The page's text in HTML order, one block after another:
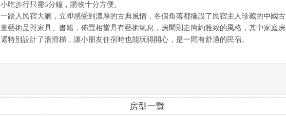
小吃步行只需5分鐘，購物十分方便。
一踏入民宿大廳，立即感受到濃厚的古典風情，各個角落都擺設了民宿主人珍藏的中國古
董藝術品與家具、書籍，佈置相當具有藝術氣息，房間則走簡約雅致的風格，其中家庭房
還特別設計了溜滑梯，讓小朋友住宿時也能玩得開心，是一間有舒適的民宿。
房型一覽